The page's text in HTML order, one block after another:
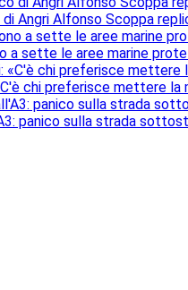
di Angri Alfonso Scoppa
a sette le aree marine
chi preferisce mettere la
panico sulla strada